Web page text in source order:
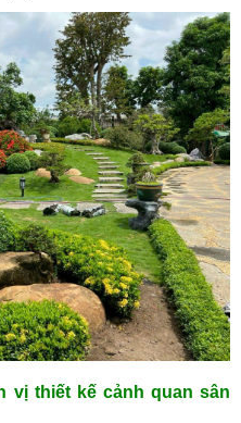
vị thiết kế cảnh quan sân